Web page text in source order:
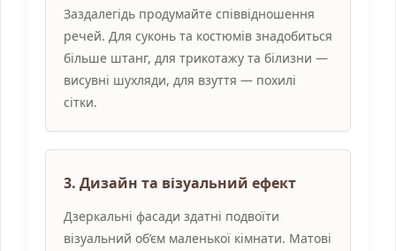
Заздалегідь продумайте співвідношення
речей. Для суконь та костюмів знадобиться
більше штанг, для трикотажу та білизни —
висувні шухляди, для взуття — похилі
сітки.
3. Дизайн та візуальний ефект
Дзеркальні фасади здатні подвоїти
візуальний об’єм маленької кімнати. Матові